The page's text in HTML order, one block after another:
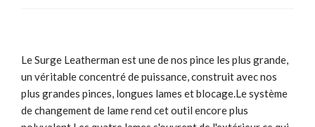
Le Surge Leatherman est une de nos pince les plus grande,
un véritable concentré de puissance, construit avec nos
plus grandes pinces, longues lames et blocage.Le système
de changement de lame rend cet outil encore plus